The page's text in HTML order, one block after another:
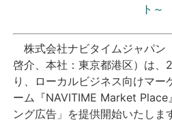
English
ト～
株式会社ナビタイムジャパン
啓介、本社：東京都港区）は、
り、ローカルビジネス向けマー
ーム『NAVITIME Market Place
ング広告」を提供開始いたしま